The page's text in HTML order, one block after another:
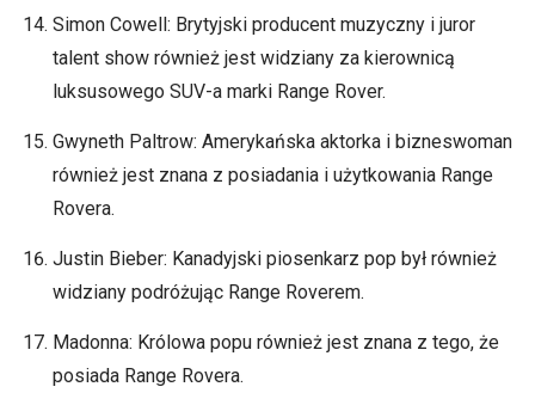
Simon Cowell: Brytyjski producent muzyczny i juror
talent show również jest widziany za kierownicą
luksusowego SUV-a marki Range Rover.
Gwyneth Paltrow: Amerykańska aktorka i bizneswoman
również jest znana z posiadania i użytkowania Range
Rovera.
Justin Bieber: Kanadyjski piosenkarz pop był również
widziany podróżując Range Roverem.
Madonna: Królowa popu również jest znana z tego, że
posiada Range Rovera.